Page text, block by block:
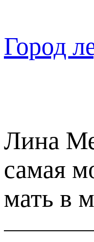
содержимому
Город
Лина
самая
мать в